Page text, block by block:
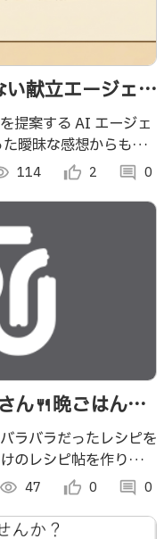
献立エージェン
提案する AI エージェ
曖昧な感想からも好
用"に育つ、最高の献
114 thumb_up_alt 2 comment 0
ん🍴晩ごはん何
ラバラだったレシピを
のレシピ帖を作り、冷
替案を提案し、ごは
visibility 47 thumb_up_alt 0 comment 0